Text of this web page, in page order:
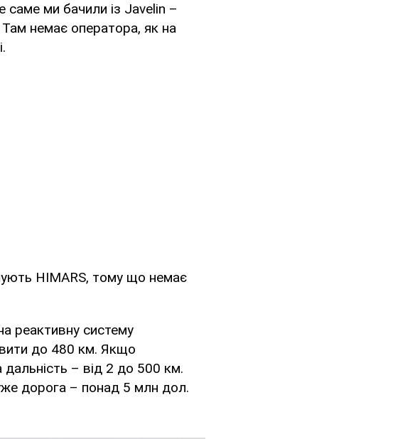
саме ми бачили із Javelin –
Там немає оператора, як на
HIMARS, тому що немає
реактивну систему
до 480 км. Якщо
дальність – від 2 до 500 км.
дорога – понад 5 млн дол.